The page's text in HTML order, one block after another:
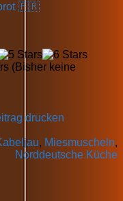
🇫🇷
(Bisher keine
drucken
, Miesmuscheln,
Norddeutsche Küche